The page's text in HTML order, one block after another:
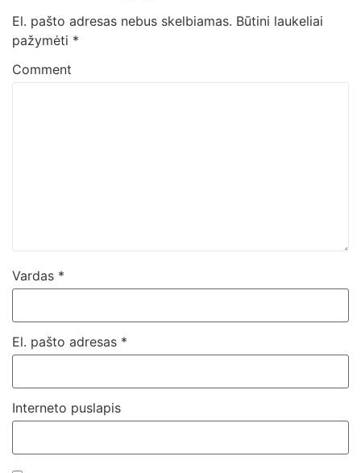
El. pašto adresas nebus skelbiamas. Būtini laukeliai
pažymėti *
Comment
Vardas *
El. pašto adresas *
Interneto puslapis